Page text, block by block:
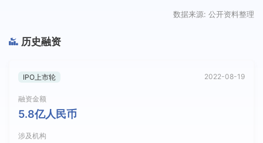
数据来源: 公开资料整理
历史融资
IPO上市轮 2022-08-19
融资金额
5.8亿人民币
涉及机构